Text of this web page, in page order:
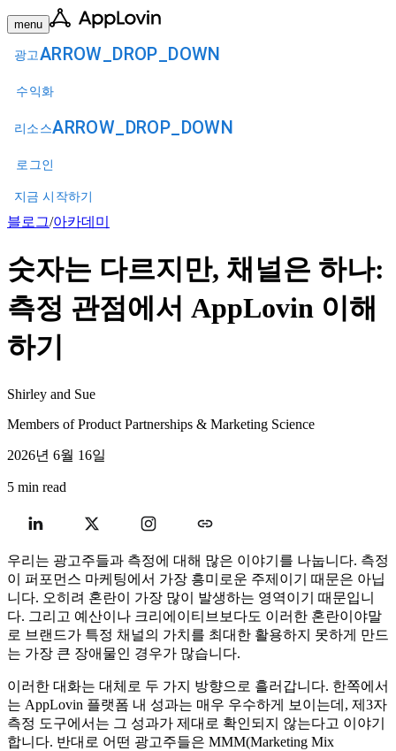
menu
광고ARROW_DROP_DOWN
수익화
리소스ARROW_DROP_DOWN
로그인
지금 시작하기
블로그/아카데미
숫자는 다르지만, 채널은 하나:
측정 관점에서 AppLovin 이해
하기
Shirley and Sue
Members of Product Partnerships & Marketing Science
2026년 6월 16일
5 min read
우리는 광고주들과 측정에 대해 많은 이야기를 나눕니다. 측정
이 퍼포먼스 마케팅에서 가장 흥미로운 주제이기 때문은 아닙
니다. 오히려 혼란이 가장 많이 발생하는 영역이기 때문입니
다. 그리고 예산이나 크리에이티브보다도 이러한 혼란이야말
로 브랜드가 특정 채널의 가치를 최대한 활용하지 못하게 만드
는 가장 큰 장애물인 경우가 많습니다.
이러한 대화는 대체로 두 가지 방향으로 흘러갑니다. 한쪽에서
는 AppLovin 플랫폼 내 성과는 매우 우수하게 보이는데, 제3자
측정 도구에서는 그 성과가 제대로 확인되지 않는다고 이야기
합니다. 반대로 어떤 광고주들은 MMM(Marketing Mix